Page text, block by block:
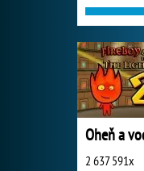
Oheň a
2 637 591x